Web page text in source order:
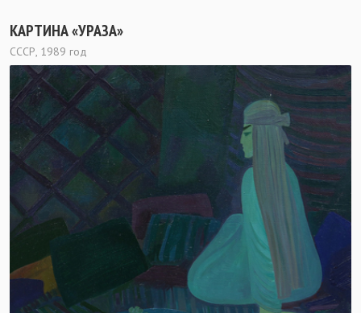
КАРТИНА «УРАЗА»
СССР, 1989 год